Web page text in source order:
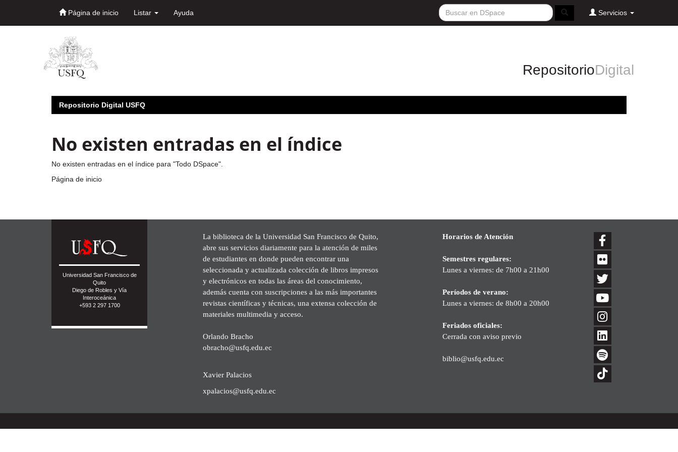
Página de inicio Listar Ayuda Servicios
RepositorioDigital
Repositorio Digital USFQ
No existen entradas en el índice
No existen entradas en el índice para "Todo DSpace".
Página de inicio
Universidad San Francisco de
Quito
Diego de Robles y Vía
Interoceánica
+593 2 297 1700
La biblioteca de la Universidad San Francisco de Quito,
abre sus servicios diariamente para la atención de miles
de estudiantes en donde pueden encontrar una
seleccionada y actualizada colección de libros impresos
y electrónicos en todas las áreas del conocimiento,
además cuenta con suscripciones a las más importantes
revistas científicas y técnicas, una extensa colección de
materiales multimedia y acceso.
Orlando Bracho
obracho@usfq.edu.ec
Xavier Palacios
xpalacios@usfq.edu.ec
Horarios de Atención
Semestres regulares:
Lunes a viernes: de 7h00 a 21h00
Períodos de verano:
Lunes a viernes: de 8h00 a 20h00
Feriados oficiales:
Cerrada con aviso previo
biblio@usfq.edu.ec